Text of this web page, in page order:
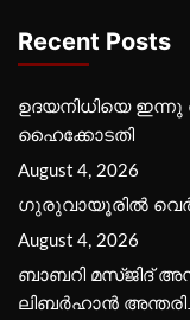
Recent Posts
ഉദയനിധിയെ ഇന്നു
ഹൈക്കോടതി
August 4, 2026
ഗുരുവായൂരില്‍
August 4, 2026
ബാബറി മസ്ജിദ്
ലിബര്‍ഹാന്‍